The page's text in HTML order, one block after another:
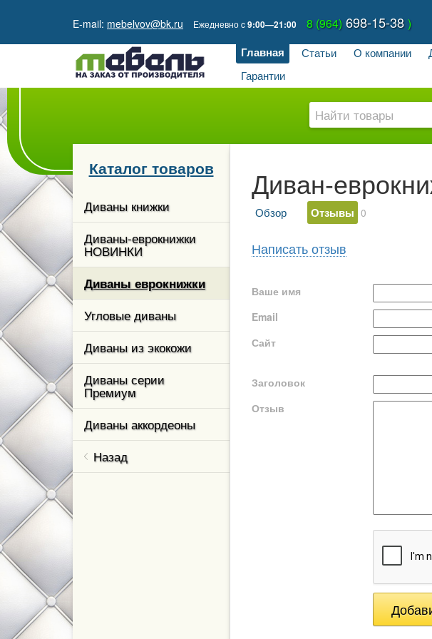
E-mail: mebelvov@bk.ru Ежедневноc9:00—21:00 8 (964) 698-15-38)
Главная Статьи О компании
Гарантии
Каталог товаров
Диваны книжки
Диваны-еврокнижки
НОВИНКИ
Диваны еврокнижки
Угловые диваны
Диваны из экокожи
Диваны серии
Премиум
Диваны аккордеоны
Назад
и
Диван-
Обзор Отзывы 0
Написать отзыв
Ваше имя
Email
Сайт
Заголовок
Отзыв